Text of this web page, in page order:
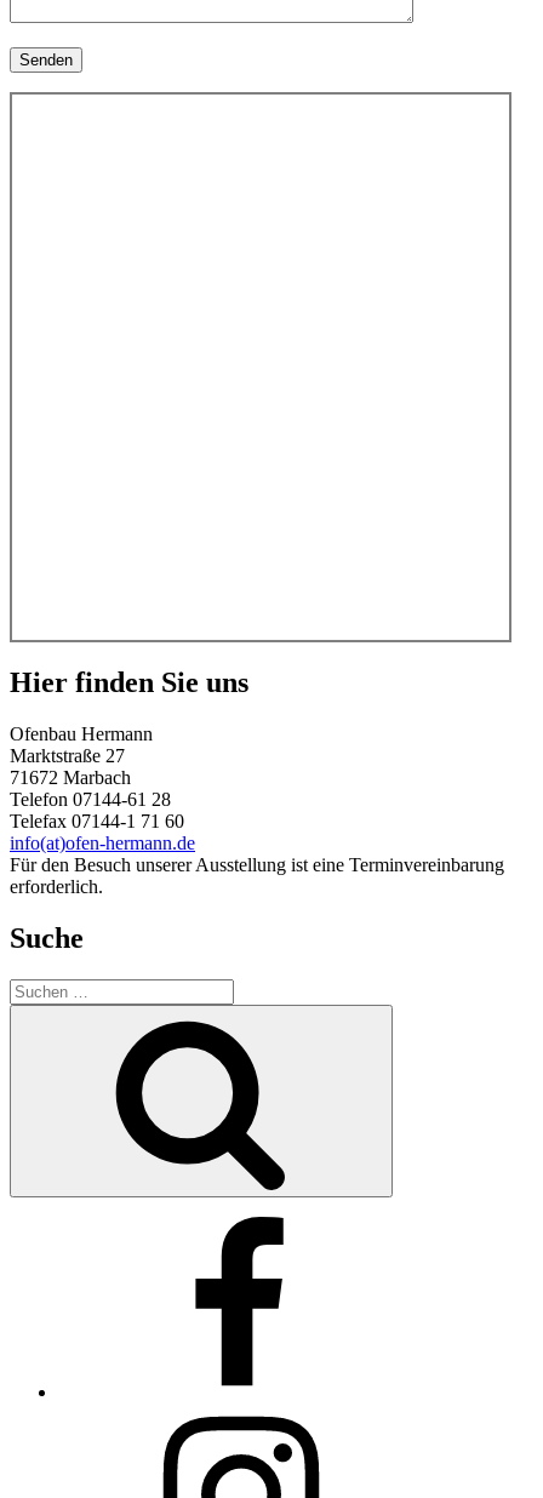
Hier finden Sie uns
Ofenbau Hermann
Marktstraße 27
71672 Marbach
Telefon 07144-61 28
Telefax 07144-1 71 60
info(at)ofen-hermann.de
Für den Besuch unserer Ausstellung ist eine Terminvereinbarung
erforderlich.
Suche
Suche
nach: